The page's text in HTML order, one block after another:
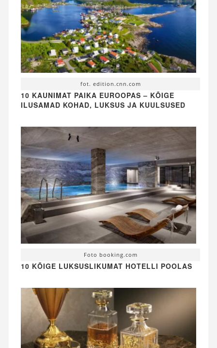
fot. edition.cnn.com
10 KAUNIMAT PAIKA EUROOPAS – KÕIGE
ILUSAMAD KOHAD, LUKSUS JA KUULSUSED
Foto booking.com
10 KÕIGE LUKSUSLIKUMAT HOTELLI POOLAS